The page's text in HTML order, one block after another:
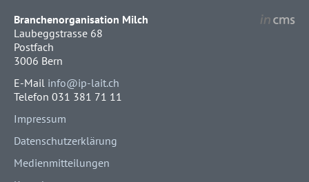
Branchenorganisation Milch
Laubeggstrasse 68
Postfach
3006 Bern
E-Mail info@ip-lait.ch
Telefon 031 381 71 11
Impressum
Datenschutzerklärung
Medienmitteilungen